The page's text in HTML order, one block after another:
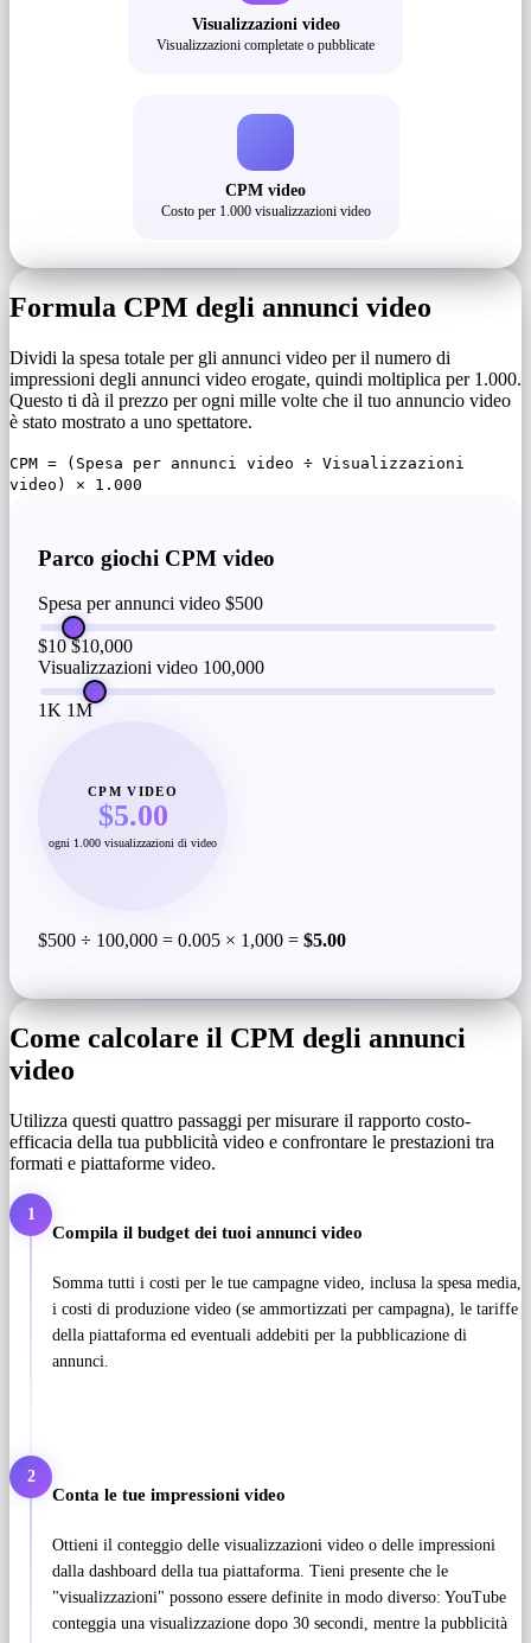
Visualizzazioni video
Visualizzazioni completate o pubblicate
CPM video
Costo per 1.000 visualizzazioni video
Formula CPM degli annunci video
Dividi la spesa totale per gli annunci video per il numero di
impressioni degli annunci video erogate, quindi moltiplica per 1.000.
Questo ti dà il prezzo per ogni mille volte che il tuo annuncio video
è stato mostrato a uno spettatore.
CPM = (Spesa per annunci video ÷ Visualizzazioni
video) × 1.000
Parco giochi CPM video
Spesa per annunci video $500
$10 $10,000
Visualizzazioni video 100,000
1K 1M
CPM VIDEO
$5.00
ogni 1.000 visualizzazioni di video
$500 ÷ 100,000 = 0.005 × 1,000 = $5.00
Come calcolare il CPM degli annunci
video
Utilizza questi quattro passaggi per misurare il rapporto costo-
efficacia della tua pubblicità video e confrontare le prestazioni tra
formati e piattaforme video.
1
Compila il budget dei tuoi annunci video
Somma tutti i costi per le tue campagne video, inclusa la spesa media,
i costi di produzione video (se ammortizzati per campagna), le tariffe
della piattaforma ed eventuali addebiti per la pubblicazione di
annunci.
2
Conta le tue impressioni video
Ottieni il conteggio delle visualizzazioni video o delle impressioni
dalla dashboard della tua piattaforma. Tieni presente che le
"visualizzazioni" possono essere definite in modo diverso: YouTube
conteggia una visualizzazione dopo 30 secondi, mentre la pubblicità